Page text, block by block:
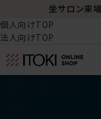
坐サロン来
個人向けTOP
法人向けTOP